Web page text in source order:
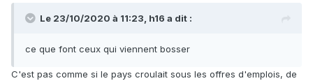
Le 23/10/2020 à 11:23, h16 a dit :
ce que font ceux qui viennent bosser
C'est pas comme si le pays croulait sous les offres d'emplois, de